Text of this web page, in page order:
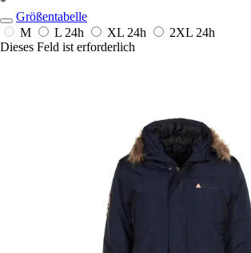
Größentabelle
M
L 24h XL 24h 2XL 24h
Dieses Feld ist erforderlich